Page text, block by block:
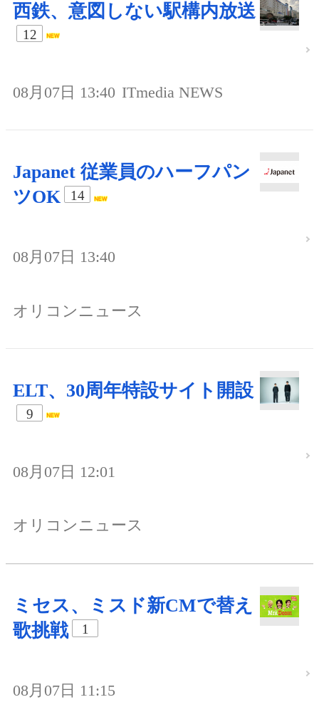
西鉄、意図しない駅構内放送
12
08月07日 13:40 ITmedia NEWS
Japanet 従業員のハーフパン
ツOK
14
08月07日 13:40
オリコンニュース
ELT、30周年特設サイト開設
9
08月07日 12:01
オリコンニュース
ミセス、ミスド新CMで替え
歌挑戦
1
08月07日 11:15